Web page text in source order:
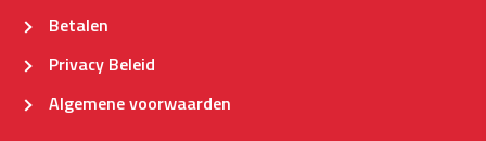
Betalen
Privacy Beleid
Algemene voorwaarden